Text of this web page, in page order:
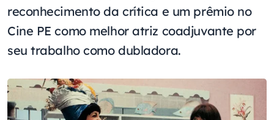
reconhecimento da crítica e um prêmio no
Cine PE como melhor atriz coadjuvante por
seu trabalho como dubladora.